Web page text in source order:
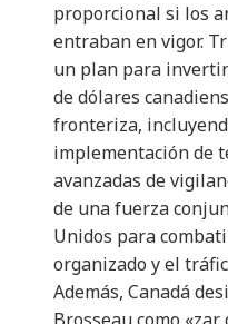
proporcional si los
entraban en vigor.
un plan para
de dólares
fronteriza,
implementación de
avanzadas de
de una fuerza
Unidos para
organizado y el
Además, Canadá